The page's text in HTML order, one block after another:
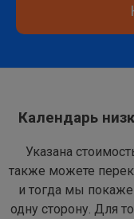
Календарь
Указана
также можете
и тогда мы
одну сторону. Для